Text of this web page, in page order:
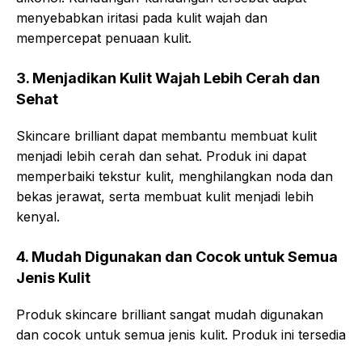
menyebabkan iritasi pada kulit wajah dan
mempercepat penuaan kulit.
3. Menjadikan Kulit Wajah Lebih Cerah dan
Sehat
Skincare brilliant dapat membantu membuat kulit
menjadi lebih cerah dan sehat. Produk ini dapat
memperbaiki tekstur kulit, menghilangkan noda dan
bekas jerawat, serta membuat kulit menjadi lebih
kenyal.
4. Mudah Digunakan dan Cocok untuk Semua
Jenis Kulit
Produk skincare brilliant sangat mudah digunakan
dan cocok untuk semua jenis kulit. Produk ini tersedia